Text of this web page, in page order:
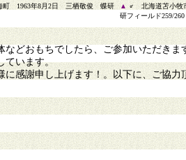
町 1963年8月2日 三栖敬俊 蝶研
▲ ♂ 北海道苫小牧
研フィールド259/260
どおもちでしたら、ご参加いただきま
ています。
感謝申し上げます！。以下に、ご協力